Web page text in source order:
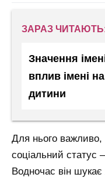
ЗАРАЗ
Значення
вплив імені
дитини
Для нього
соціальний
Водночас він